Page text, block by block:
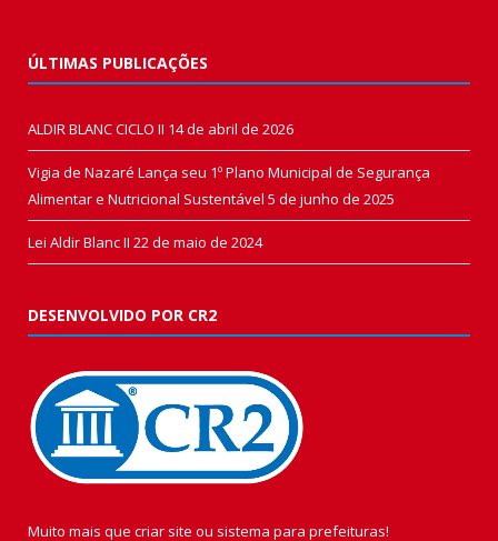
ÚLTIMAS PUBLICAÇÕES
ALDIR BLANC CICLO II 14 de abril de 2026
Vigia de Nazaré Lança seu 1º Plano Municipal de Segurança
Alimentar e Nutricional Sustentável 5 de junho de 2025
Lei Aldir Blanc II 22 de maio de 2024
DESENVOLVIDO POR CR2
Muito mais que criar site ou sistema para prefeituras!